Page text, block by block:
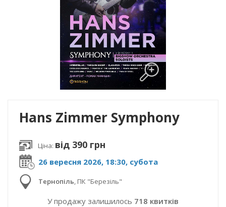
Hans Zimmer Symphony
26 вересня 2026, 18:30, субота
Тернопіль, ПК "Березіль"
У продажу залишилось 718 квитків
Ціна: від 390 грн